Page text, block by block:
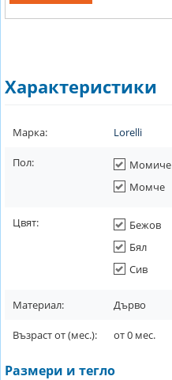
Характеристики
Марка: Lorelli
Пол:
Момиче
Момче
Цвят:
Бежов
Бял
Сив
Материал: Дърво
Възраст от (мес.): от0 мес.
Размери и тегло